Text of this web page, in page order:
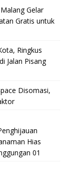
Gelar
Gratis untuk
Ringkus
Jalan Pisang
Disomasi,
Hias
01